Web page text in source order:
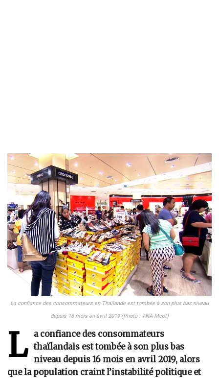
La confiance des consommateurs en Thaïlande est tombée à son plus bas niveau
depuis 16 mois en avril 2019 (Photo : TNA Mcot)
L
a confiance des consommateurs
thaïlandais est tombée à son plus bas
niveau depuis 16 mois en avril 2019, alors
que la population craint l’instabilité politique et